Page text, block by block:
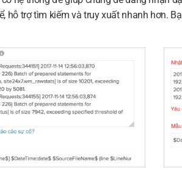
trợ tìm kiếm và truy xuất nhanh hơn.